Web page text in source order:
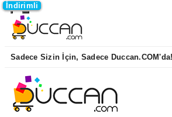
Sadece Sizin İçin, Sadece Duccan.COM'da!
İndirimli
İndirimli
İndirimli
İndirimli